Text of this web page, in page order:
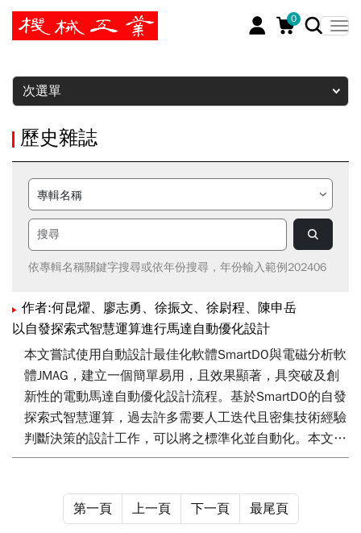
0
暫停
次選單
歷史雜誌
依專輯名稱關鍵字搜尋或依年份搜尋，年份輸入範例202406
作者:何昆燿、廖志勇、徐振文、徐尉程、陳申岳
以自發探索式智慧運算進行馬達自動優化設計
本文嘗試使用自動設計最佳化軟體SmartDO與電磁分析軟
體JMAG，建立一個簡單易用，且效果顯著，具突破及創
新性的電動馬達自動優化設計流程。基於SmartDO的自發
探索式智慧運算，過去許多需要人工迭代且密集技術經驗
判斷決策的設計工作，可以將之標準化並自動化。本文並
展示一個設計成果，此設計成果證明此方法與流程為可行
專業軟體更為簡單許多，可以真正節省且加速研發與設計
人力的效益。
第一頁 上一頁 下一頁 最尾頁